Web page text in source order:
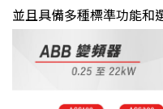
並且具備多種標準功能和